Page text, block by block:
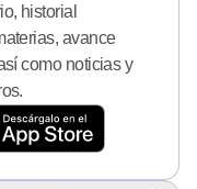
historial
avance
como noticias y